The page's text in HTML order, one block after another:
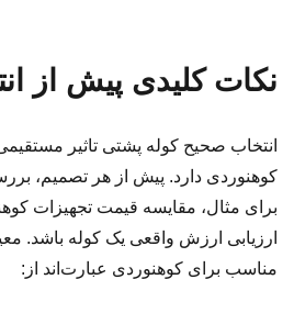
نکات کلیدی پیش از
انتخاب صحیح کوله پشتی تاثیر
کوهنوردی دارد. پیش از هر تصمیم،
برای مثال، مقایسه قیمت تجهیزات
ارزیابی ارزش واقعی یک کوله باشد.
مناسب برای کوهنوردی عبارت‌اند از: